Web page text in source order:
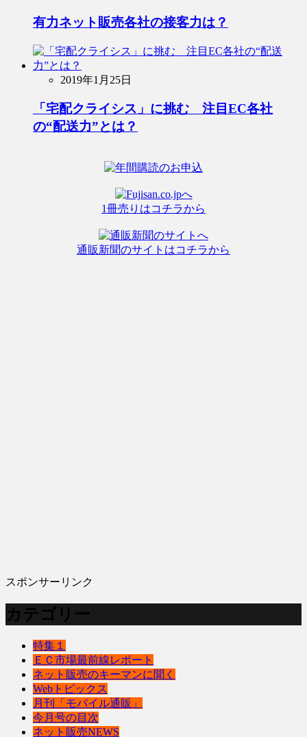
有力ネット販売各社の接客力は？
2019年1月25日
「宅配クライシス」に挑む 注目EC各社
の“配送力”とは？
1冊売りはコチラから
通販新聞のサイトはコチラから
スポンサーリンク
カテゴリー
特集１
ＥＣ市場最前線レポート
ネット販売のキーマンに聞く
Webトピックス
月刊「モバイル通販」
今月号の目次
ネット販売NEWS